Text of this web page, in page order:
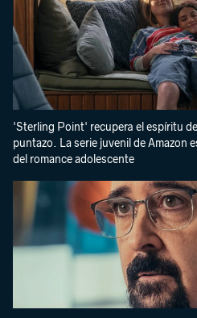
'Sterling Point' recupera el espíritu
puntazo. La serie juvenil de Amazon
del romance adolescente